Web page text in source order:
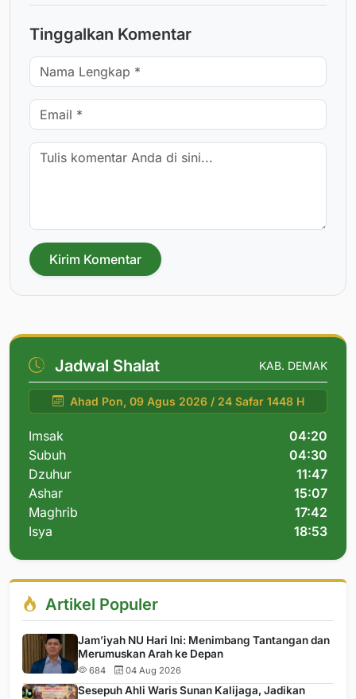
Tinggalkan Komentar
Kirim Komentar
Jadwal Shalat KAB. DEMAK
Ahad Pon, 09 Agus 2026 / 24 Safar 1448 H
Imsak
04:20
Subuh
04:30
Dzuhur
11:47
Ashar
15:07
Maghrib
17:42
Isya
18:53
Artikel Populer
Jam’iyah NU Hari Ini: Menimbang Tantangan dan
Merumuskan Arah ke Depan
684 04 Aug 2026
Sesepuh Ahli Waris Sunan Kalijaga, Jadikan